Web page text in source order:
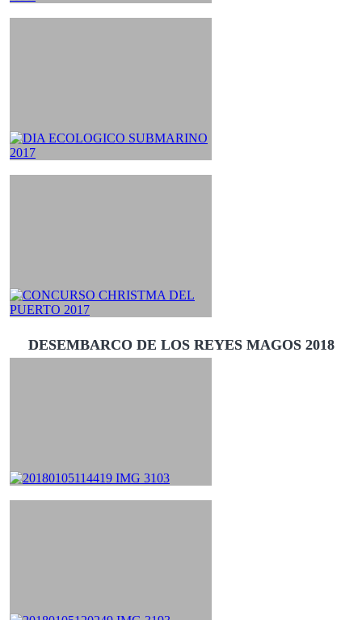
DESEMBARCO DE LOS REYES MAGOS 2018